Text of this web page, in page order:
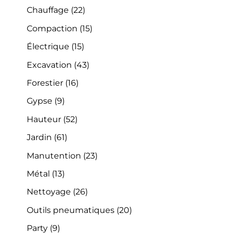
Chauffage (22)
Compaction (15)
Électrique (15)
Excavation (43)
Forestier (16)
Gypse (9)
Hauteur (52)
Jardin (61)
Manutention (23)
Métal (13)
Nettoyage (26)
Outils pneumatiques (20)
Party (9)